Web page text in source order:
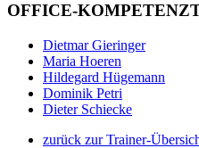
OFFICE-
Dietmar Gieringer
Maria Hoeren
Hildegard Hügemann
Dominik Petri
Dieter Schiecke
zurück zur Trainer-